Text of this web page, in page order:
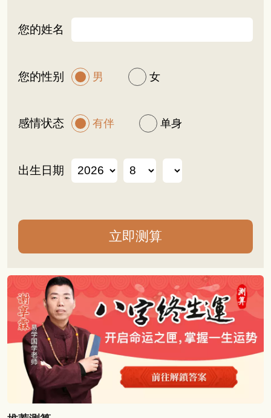
您的姓名
您的性别 男 女
感情状态 有伴 单身
出生日期